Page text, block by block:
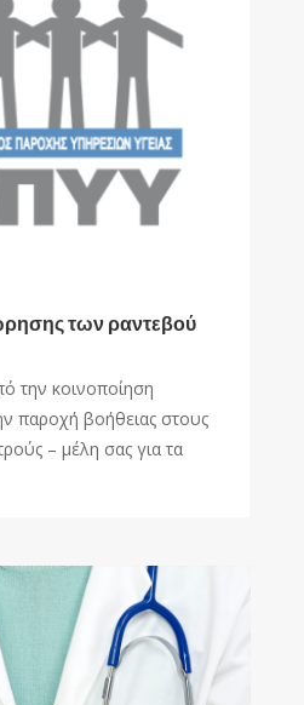
των ραντεβού
την κοινοποίηση
παροχή βοήθειας στους
– μέλη σας για τα